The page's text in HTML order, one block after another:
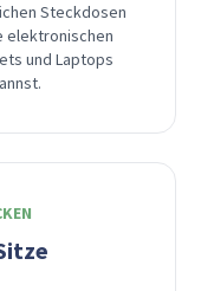
Steckdosen
elektronischen
und Laptops